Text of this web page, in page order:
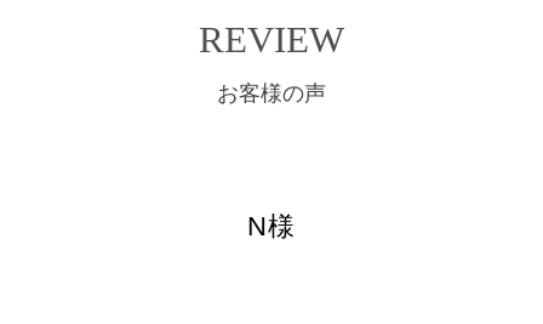
REVIEW
お客様の声
N様